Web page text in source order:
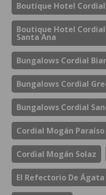
Boutique Hotel
Boutique Hotel
Santa Ana
Bungalows Cordial
Bungalows Cordial
Bungalows Cordial
Cordial Mogán Paraíso
Cordial Mogán Solaz
El Refectorio De Ágata